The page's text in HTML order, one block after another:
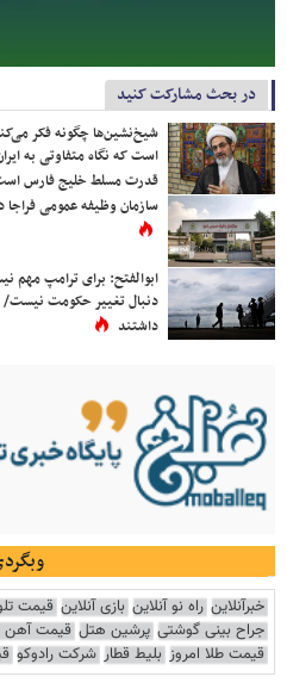
در بحث مشارکت کنید
شیخ‌نشین‌ها چگونه فکر
است که نگاه متفاوتی به
قدرت مسلط خلیج فارس
سازمان وظیفه عمومی فراجا
ابوالفتح: برای ترامپ مهم
دنبال تغییر حکومت
داشتند
خبرآنلاین راه نو آنلاین بازی آنلاین قیمت
جراح بینی گوشتی پرشین هتل قیمت آهن
قیمت طلا امروز بلیط قطار شرکت رادوکو